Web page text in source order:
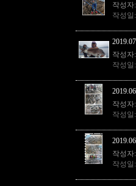
작성
작성
작성
작성
작성
작성
작성
작성